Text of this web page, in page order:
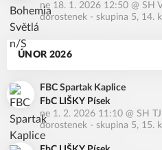
ne 18. 1. 2026 12:50 @ SH
dorostenek - skupina 5, 14.
ÚNOR 2026
FBC Spartak Kaplice
FbC LIŠKY Písek
ne 1. 2. 2026 11:10 @ SH
dorostenek - skupina 5, 15.